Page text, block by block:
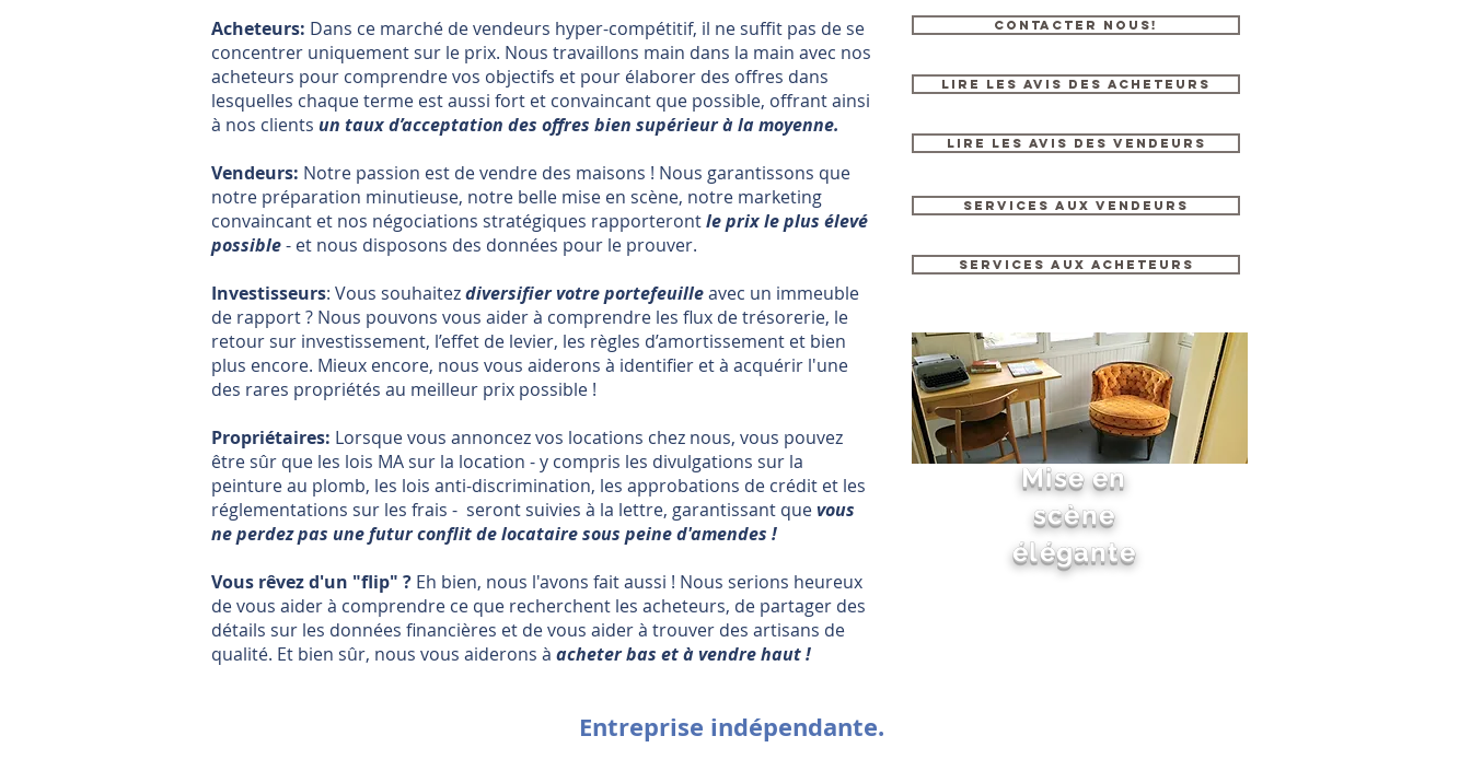
Acheteurs: Dans ce marché de vendeurs hyper-compétitif, il ne suffit pas de se
concentrer uniquement sur le prix. Nous travaillons main dans la main avec nos
acheteurs pour comprendre vos objectifs et pour élaborer des offres dans
lesquelles chaque terme est aussi fort et convaincant que possible, offrant ainsi
à nos clients un taux d’acceptation des offres bien supérieur à la moyenne.
Vendeurs: Notre passion est de vendre des maisons ! Nous garantissons que
notre préparation minutieuse, notre belle mise en scène, notre marketing
convaincant et nos négociations stratégiques rapporterontle prix le plus élevé
possible- et nous disposons des données pour le prouver.
Investisseurs: Vous souhaitezdiversifier votre portefeuilleavec un immeuble
de rapport ? Nous pouvons vous aider à comprendre les flux de trésorerie, le
retour sur investissement, l’effet de levier, les règles d’amortissement et bien
plus encore. Mieux encore, nous vous aiderons à identifier et à acquérir l'une
des rares propriétés au meilleur prix possible !
Propriétaires: Lorsque vous annoncez vos locations chez nous, vous pouvez
être sûr que les lois MA sur la location - y compris les divulgations sur la
peinture au plomb, les lois anti-discrimination, les approbations de crédit et les
réglementations sur les frais - seront suivies à la lettre, garantissant quevous
ne perdez pas une futur conflit de locataire sous peine d'amendes !
Vous rêvez d'un "flip" ? Eh bien, nous l'avons fait aussi ! Nous serions heureux
de vous aider à comprendre ce que recherchent les acheteurs, de partager des
détails sur les données financières et de vous aider à trouver des artisans de
qualité. Et bien sûr, nous vous aiderons à acheter bas et à vendre haut !
CONTACTER NOUS!
LIRE LES AVIS DES ACHETEURS
Lire les avis des vendeurs
Services aux vendeurs
Services aux acheteurs
Mise en
scène
élégante
Entreprise indépendante.